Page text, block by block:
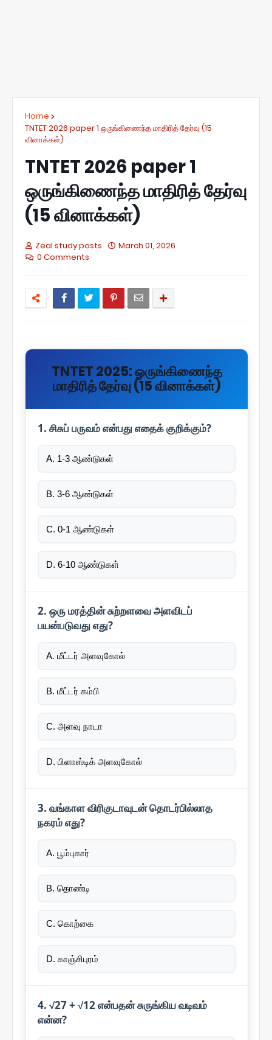
Home
TNTET 2026 paper 1 ஒருங்கிணைந்த மாதிரித் தேர்வு (15
வினாக்கள்)
TNTET 2026 paper 1
ஒருங்கிணைந்த மாதிரித் தேர்வு
(15 வினாக்கள்)
Zeal study posts
March 01, 2026
0 Comments
TNTET 2025: ஒருங்கிணைந்த
மாதிரித் தேர்வு (15 வினாக்கள்)
1. சிசுப் பருவம் என்பது எதைக் குறிக்கும்?
A. 1-3 ஆண்டுகள்
B. 3-6 ஆண்டுகள்
C. 0-1 ஆண்டுகள்
D. 6-10 ஆண்டுகள்
2. ஒரு மரத்தின் சுற்றளவை அளவிடப்
பயன்படுவது எது?
A. மீட்டர் அளவுகோல்
B. மீட்டர் கம்பி
C. அளவு நாடா
D. பிளாஸ்டிக் அளவுகோல்
3. வங்காள விரிகுடாவுடன் தொடர்பில்லாத
நகரம் எது?
A. பூம்புகார்
B. தொண்டி
C. கொற்கை
D. காஞ்சிபுரம்
4. √27 + √12 என்பதன் சுருங்கிய வடிவம்
என்ன?